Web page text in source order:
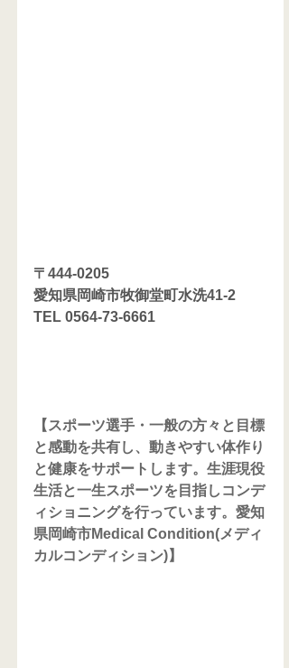
〒444-0205
愛知県岡崎市牧御堂町水洗41-2
TEL 0564-73-6661
【スポーツ選手・一般の方々と目標
と感動を共有し、動きやすい体作り
と健康をサポートします。生涯現役
生活と一生スポーツを目指しコンデ
ィショニングを行っています。愛知
県岡崎市Medical Condition(メディ
カルコンディション)】